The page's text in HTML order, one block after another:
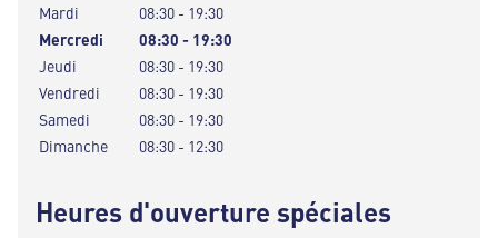
Mardi
08:30 - 19:30
Mercredi
08:30 - 19:30
Jeudi
08:30 - 19:30
Vendredi
08:30 - 19:30
Samedi
08:30 - 19:30
Dimanche
08:30 - 12:30
Heures d'ouverture spéciales